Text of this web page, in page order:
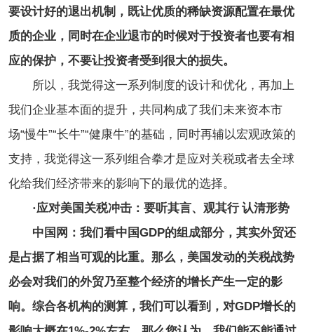
要设计好的退出机制，既让优质的稀缺资源配置在最优
质的企业，同时在企业退市的时候对于投资者也要有相
应的保护，不要让投资者受到很大的损失。
所以，我觉得这一系列制度的设计和优化，再加上
我们企业基本面的提升，共同构成了我们未来资本市
场“慢牛”“长牛”“健康牛”的基础，同时再辅以宏观政策的
支持，我觉得这一系列组合拳才是应对关税或者去全球
化给我们经济带来的影响下的最优的选择。
·应对美国关税冲击：要听其言、观其行 认清形势
中国网：我们看中国GDP的组成部分，其实外贸还
是占据了相当可观的比重。那么，美国发动的关税战势
必会对我们的外贸乃至整个经济的增长产生一定的影
响。综合各机构的测算，我们可以看到，对GDP增长的